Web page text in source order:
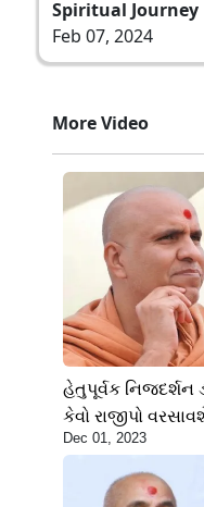
Spiritual Journey
Feb 07, 2024
More Video
હેતુપૂર્વક નિજદર્શન
કેવો રાજીપો
Dec 01, 2023